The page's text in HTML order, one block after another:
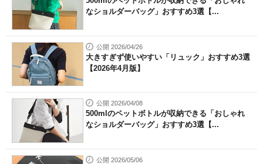
なショルダーバッグ」おすすめ3選【...
公開 2026/04/26
大きすぎず使いやすい「リュック」おすすめ3選
【2026年4月版】
公開 2026/04/08
500mlのペットボトルが収納できる「おしゃれ
なショルダーバッグ」おすすめ3選【...
公開 2026/05/06